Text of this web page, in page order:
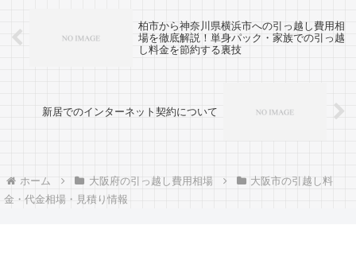
柏市から神奈川県横浜市への引っ越し費用相
場を徹底解説！単身パック・家族での引っ越
し料金を節約する裏技
新居でのインターネット契約について
ホーム 大阪府の引っ越し費用相場
大阪市の引越し料
金・代金相場・見積り情報